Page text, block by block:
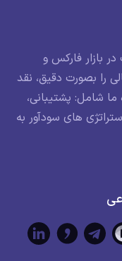
بازار فارکس و
را بصورت دقیق، نقد
شامل: پشتیبانی،
های سودآور به